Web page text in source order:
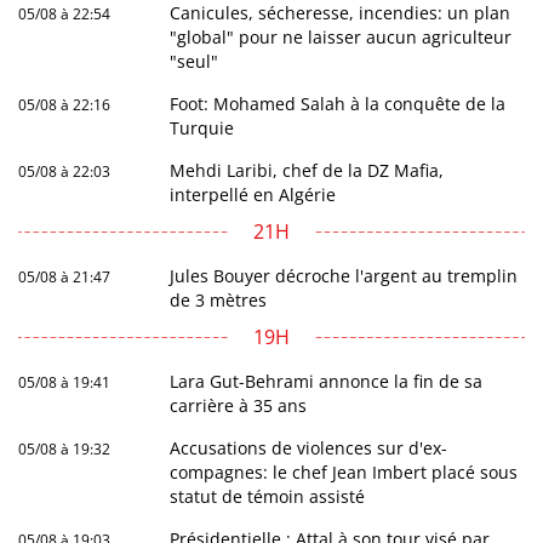
05/08 à 22:54
Canicules, sécheresse, incendies: un plan
"global" pour ne laisser aucun agriculteur
"seul"
05/08 à 22:16
Foot: Mohamed Salah à la conquête de la
Turquie
05/08 à 22:03
Mehdi Laribi, chef de la DZ Mafia,
interpellé en Algérie
21H
05/08 à 21:47
Jules Bouyer décroche l'argent au tremplin
de 3 mètres
19H
05/08 à 19:41
Lara Gut-Behrami annonce la fin de sa
carrière à 35 ans
05/08 à 19:32
Accusations de violences sur d'ex-
compagnes: le chef Jean Imbert placé sous
statut de témoin assisté